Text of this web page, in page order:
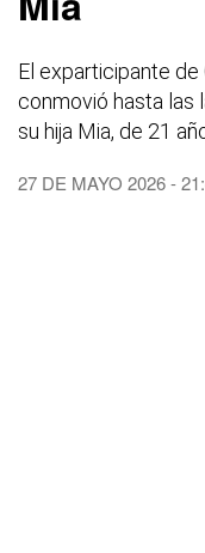
El exparticipante de
conmovió hasta las
su hija Mia, de 21
27 DE MAYO 2026 -